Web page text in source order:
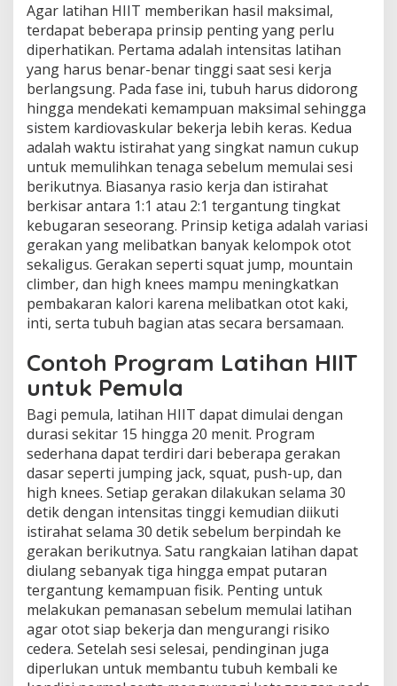
Agar latihan HIIT memberikan hasil maksimal,
terdapat beberapa prinsip penting yang perlu
diperhatikan. Pertama adalah intensitas latihan
yang harus benar-benar tinggi saat sesi kerja
berlangsung. Pada fase ini, tubuh harus didorong
hingga mendekati kemampuan maksimal sehingga
sistem kardiovaskular bekerja lebih keras. Kedua
adalah waktu istirahat yang singkat namun cukup
untuk memulihkan tenaga sebelum memulai sesi
berikutnya. Biasanya rasio kerja dan istirahat
berkisar antara 1:1 atau 2:1 tergantung tingkat
kebugaran seseorang. Prinsip ketiga adalah variasi
gerakan yang melibatkan banyak kelompok otot
sekaligus. Gerakan seperti squat jump, mountain
climber, dan high knees mampu meningkatkan
pembakaran kalori karena melibatkan otot kaki,
inti, serta tubuh bagian atas secara bersamaan.
Contoh Program Latihan HIIT
untuk Pemula
Bagi pemula, latihan HIIT dapat dimulai dengan
durasi sekitar 15 hingga 20 menit. Program
sederhana dapat terdiri dari beberapa gerakan
dasar seperti jumping jack, squat, push-up, dan
high knees. Setiap gerakan dilakukan selama 30
detik dengan intensitas tinggi kemudian diikuti
istirahat selama 30 detik sebelum berpindah ke
gerakan berikutnya. Satu rangkaian latihan dapat
diulang sebanyak tiga hingga empat putaran
tergantung kemampuan fisik. Penting untuk
melakukan pemanasan sebelum memulai latihan
agar otot siap bekerja dan mengurangi risiko
cedera. Setelah sesi selesai, pendinginan juga
diperlukan untuk membantu tubuh kembali ke